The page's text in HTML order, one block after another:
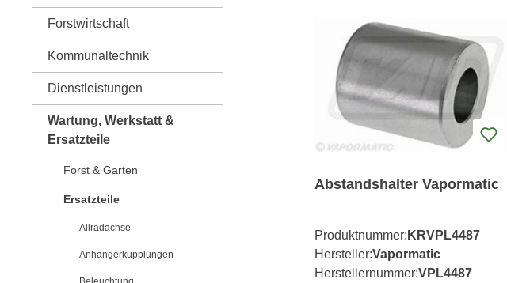
Forstwirtschaft
Kommunaltechnik
Dienstleistungen
Wartung, Werkstatt &
Ersatzteile
Forst & Garten
Ersatzteile
Allradachse
Anhängerkupplungen
Abstandshalter Vapormatic
Produktnummer: KRVPL4487
Hersteller:Vapormatic
Herstellernummer:VPL4487